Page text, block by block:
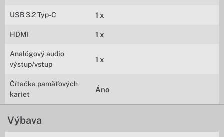
USB 3.2 Typ-C 1 x
HDMI 1 x
Analógový audio
výstup/vstup
1 x
Čítačka pamäťových
kariet
Áno
Výbava